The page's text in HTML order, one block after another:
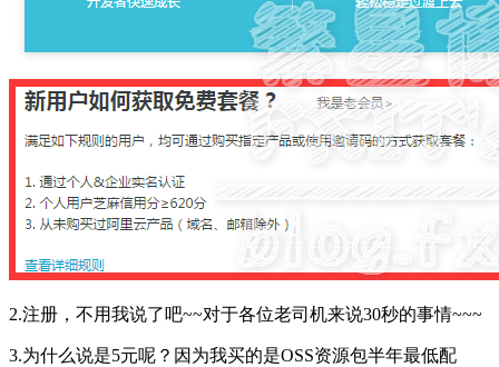
2.注册，不用我说了吧~~对于各位老司机来说30秒的事情~~~
3.为什么说是5元呢？因为我买的是OSS资源包半年最低配